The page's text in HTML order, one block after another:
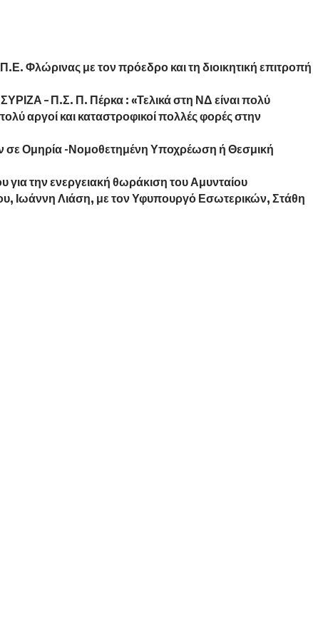
Φλώρινας με τον πρόεδρο και τη διοικητική επιτροπή
– Π.Σ. Π. Πέρκα : «Τελικά στη ΝΔ είναι πολύ
αργοί και καταστροφικοί πολλές φορές στην
Ομηρία -Νομοθετημένη Υποχρέωση ή Θεσμική
την ενεργειακή θωράκιση του Αμυνταίου
Ιωάννη Λιάση, με τον Υφυπουργό Εσωτερικών, Στάθη